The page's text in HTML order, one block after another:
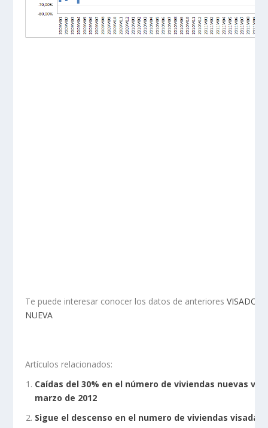
Te puede interesar conocer los datos de anterioresVISADOS
NUEVA
Artículos relacionados:
Caídas del 30% en el número de viviendas nuevas
marzo de 2012
Sigue el descenso en el numero de viviendas visadas